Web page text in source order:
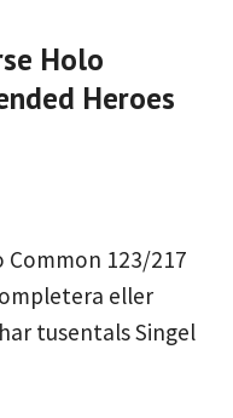
Holo
Heroes
Common 123/217
eller
tusentals Singel